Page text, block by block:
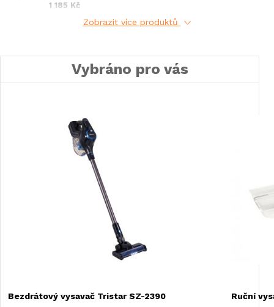
1 185 Kč
Zobrazit více produktů
Vybráno pro vás
Bezdrátový vysavač Tristar SZ-2390 Ruční